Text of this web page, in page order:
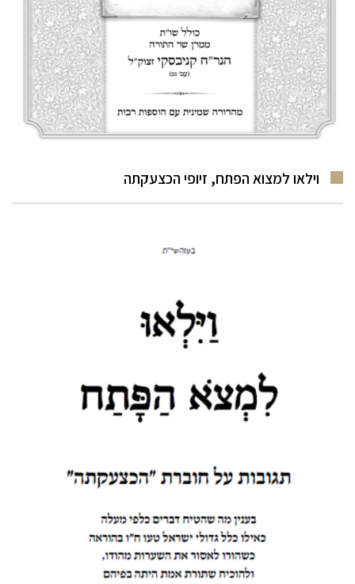
וילאו למצוא הפתח, זיופי הכצעקתה